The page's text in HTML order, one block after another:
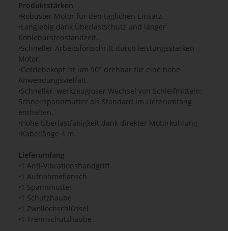
Produktstärken
•Robuster Motor für den täglichen Einsatz.
•Langlebig dank Überlastschutz und langer
Kohlebürstenstandzeit.
•Schneller Arbeitsfortschritt durch leistungsstarken
Motor.
•Getriebekopf ist um 90° drehbar für eine hohe
Anwendungsvielfalt.
•Schneller, werkzeugloser Wechsel von Schleifmitteln:
Schnellspannmutter als Standard im Lieferumfang
enthalten.
•Hohe Überlastfähigkeit dank direkter Motorkühlung.
•Kabellänge 4 m.
Lieferumfang
•1 Anti-Vibrationshandgriff
•1 Aufnahmeflansch
•1 Spannmutter
•1 Schutzhaube
•1 Zweilochschlüssel
•1 Trennschutzhaube